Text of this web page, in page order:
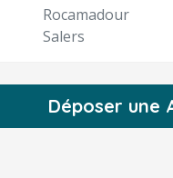
Rocamadour
Salers
Déposer une